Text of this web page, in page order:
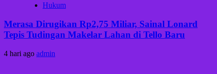
Hukum
Merasa Dirugikan Rp2,75 Miliar, Sainal Lonard
Tepis Tudingan Makelar Lahan di Tello Baru
4 hari ago admin